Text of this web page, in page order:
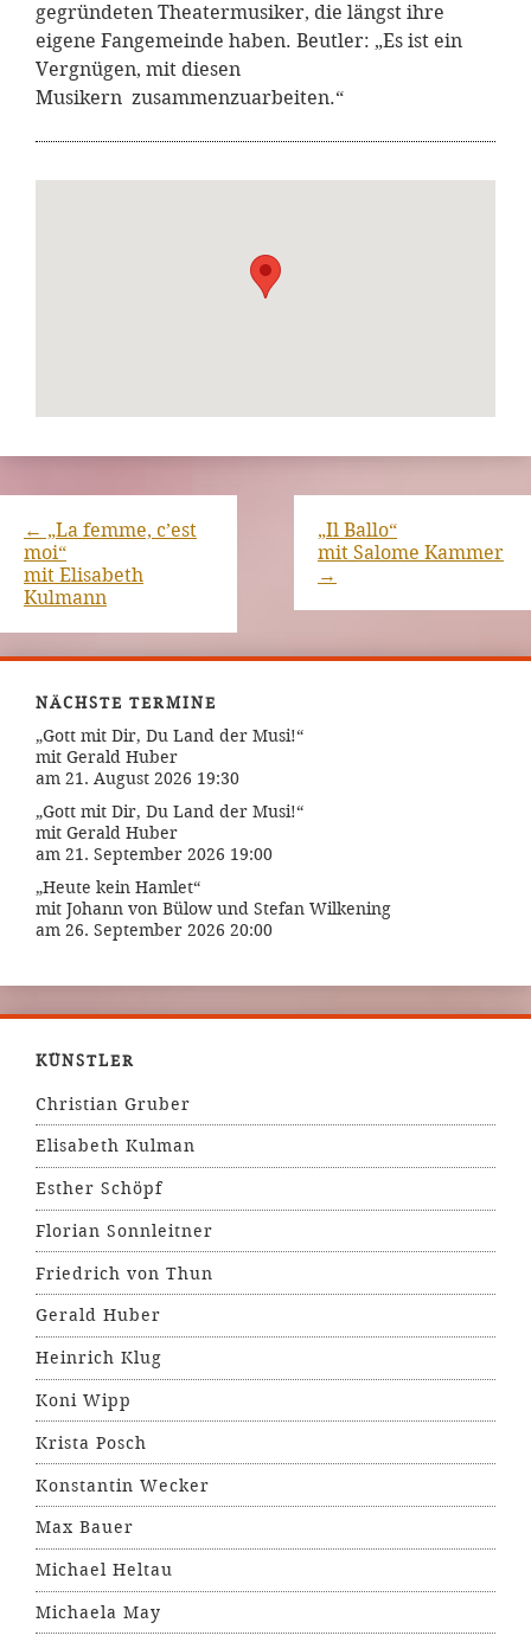
gegründeten Theatermusiker, die längst ihre
eigene Fangemeinde haben. Beutler: „Es ist ein
Vergnügen, mit diesen
Musikern zusammenzuarbeiten.“
← „La femme, c’est
moi“
mit Elisabeth
Kulmann
„Il Ballo“
mit Salome Kammer
→
NÄCHSTE TERMINE
„Gott mit Dir, Du Land der Musi!“
mit Gerald Huber
am 21. August 2026 19:30
„Gott mit Dir, Du Land der Musi!“
mit Gerald Huber
am 21. September 2026 19:00
„Heute kein Hamlet“
mit Johann von Bülow und Stefan Wilkening
am 26. September 2026 20:00
KÜNSTLER
Christian Gruber
Elisabeth Kulman
Esther Schöpf
Florian Sonnleitner
Friedrich von Thun
Gerald Huber
Heinrich Klug
Koni Wipp
Krista Posch
Konstantin Wecker
Max Bauer
Michael Heltau
Michaela May